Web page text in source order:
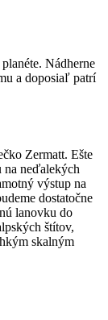
Nádherne
a doposiaľ patrí
Zermatt. Ešte
na neďalekých
výstup na
dostatočne
lanovku do
štítov,
skalným